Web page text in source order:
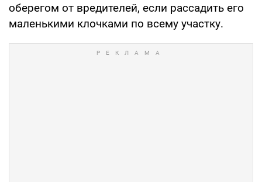
оберегом от вредителей, если рассадить его
маленькими клочками по всему участку.